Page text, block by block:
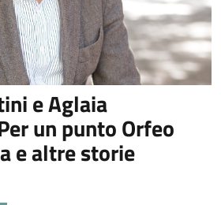
e Aglaia
un punto Orfeo
e altre storie